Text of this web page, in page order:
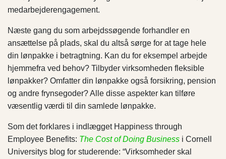
medarbejderengagement.
Næste gang du som arbejdssøgende forhandler en
ansættelse på plads, skal du altså sørge for at tage hele
din lønpakke i betragtning. Kan du for eksempel arbejde
hjemmefra ved behov? Tilbyder virksomheden fleksible
lønpakker? Omfatter din lønpakke også forsikring, pension
og andre frynsegoder? Alle disse aspekter kan tilføre
væsentlig værdi til din samlede lønpakke.
Som det forklares i indlægget Happiness through
Employee Benefits: The Cost of Doing Business i Cornell
Universitys blog for studerende: “Virksomheder skal